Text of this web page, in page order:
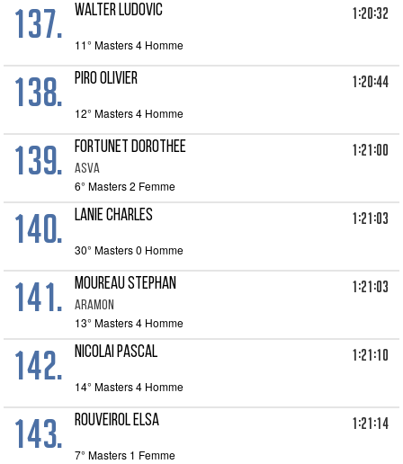
137. WALTER LUDOVIC 1:20:32
11° Masters 4 Homme
138. PIRO OLIVIER 1:20:44
12° Masters 4 Homme
139. FORTUNET DOROTHEE
ASVA
1:21:00
6° Masters 2 Femme
140. LANIE CHARLES 1:21:03
30° Masters 0 Homme
141. MOUREAU STEPHAN
ARAMON
1:21:03
13° Masters 4 Homme
142. NICOLAI PASCAL 1:21:10
14° Masters 4 Homme
143. ROUVEIROL ELSA 1:21:14
7° Masters 1 Femme